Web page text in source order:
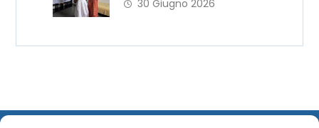
Europei porta in
30 Giugno 2026